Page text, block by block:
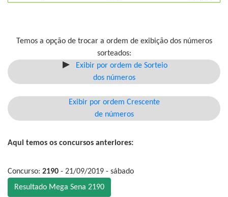
Temos a opção de trocar a ordem de exibição dos números
sorteados:
Exibir por ordem de Sorteio
dos números
Exibir por ordem Crescente
de números
Aqui temos os concursos anteriores:
Concurso: 2190 - 21/09/2019 - sábado
Resultado Mega Sena 2190